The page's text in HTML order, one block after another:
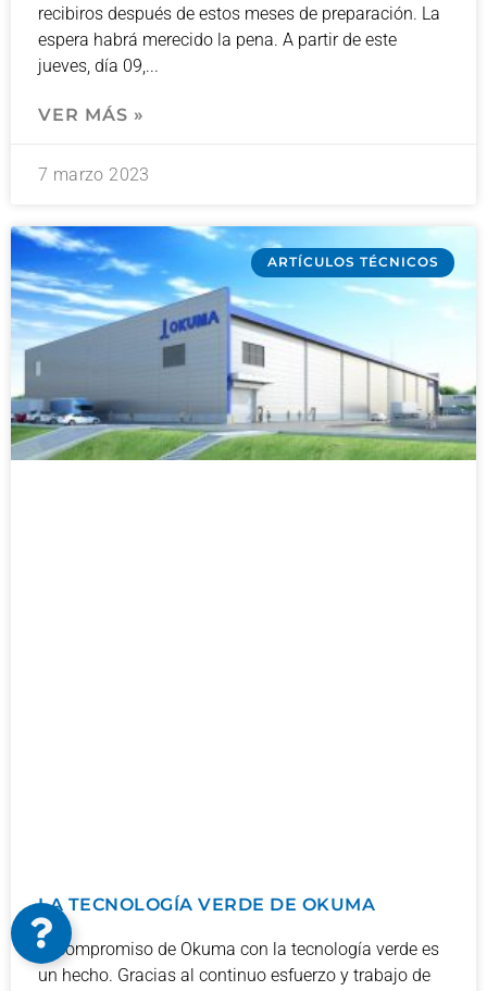
recibiros después de estos meses de preparación. La
espera habrá merecido la pena. A partir de este
jueves, día 09,
VER MÁS »
7 marzo 2023
ARTÍCULOS TÉCNICOS
LA TECNOLOGÍA VERDE DE OKUMA
El compromiso de Okuma con la tecnología verde es
un hecho. Gracias al continuo esfuerzo y trabajo de